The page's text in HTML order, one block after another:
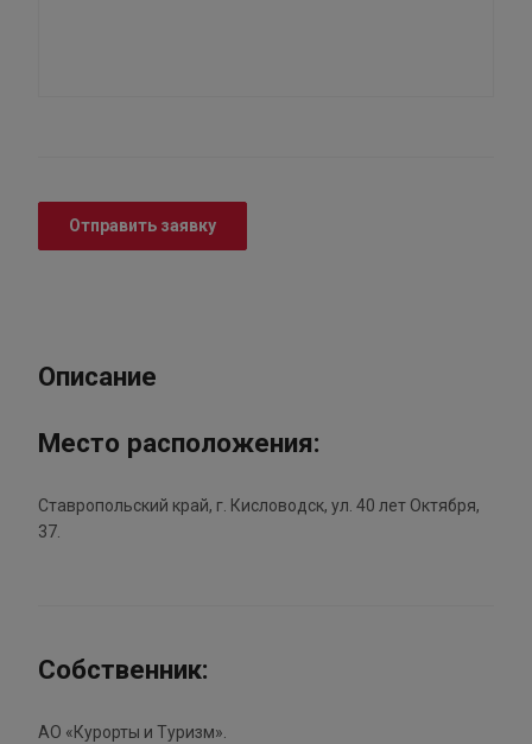
Отправить заявку
Описание
Место расположения:
Ставропольский край, г. Кисловодск, ул. 40 лет Октября,
37.
Собственник:
АО «Курорты и Туризм».